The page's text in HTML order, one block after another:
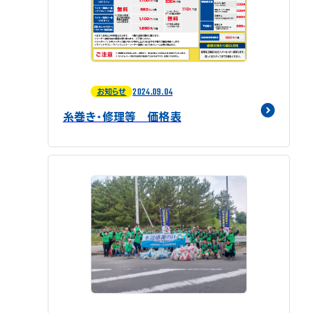
お知らせ 2024.09.04
糸巻き・修理等 価格表